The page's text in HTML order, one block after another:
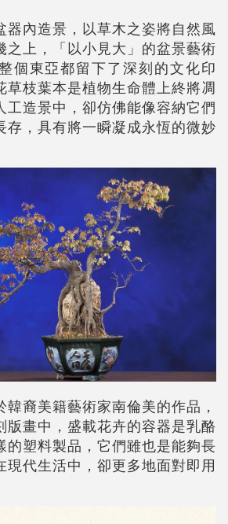
器內造景，以草木之姿將自然風
之上，「以小見大」的盆景藝術
個東亞都留下了深刻的文化印
草枝葉本是植物生命體上終將凋
工造景中，卻仿佛能像容納它們
存，具有將一瞬凝成永恆的微妙
裔美籍藝術家南倫美的作品，
版畫中，盛載花卉的容器是乳酪
的塑料製品，它們雖也是能夠長
現代生活中，卻更多地面對即用